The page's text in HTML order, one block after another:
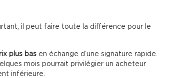
il peut faire toute la différence pour le
plus bas en échange d’une signature rapide.
mois pourrait privilégier un acheteur
inférieure.